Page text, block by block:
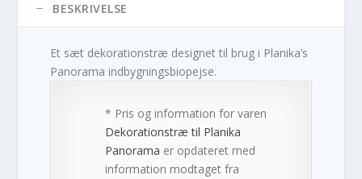
BESKRIVELSE
Et sæt dekorationstræ designet til brug i Planika’s
Panorama indbygningsbiopejse.
* Pris og information for varen
Dekorationstræ til Planika
Panorama er opdateret med
information modtaget fra